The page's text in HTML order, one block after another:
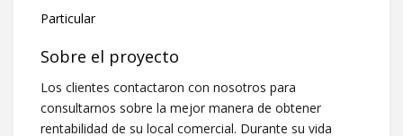
Particular
Sobre el proyecto
Los clientes contactaron con nosotros para
consultarnos sobre la mejor manera de obtener
rentabilidad de su local comercial. Durante su vida